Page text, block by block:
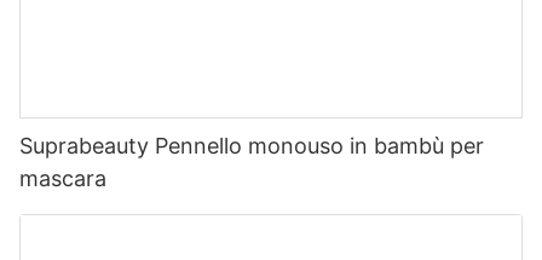
Suprabeauty Pennello monouso in bambù per
mascara